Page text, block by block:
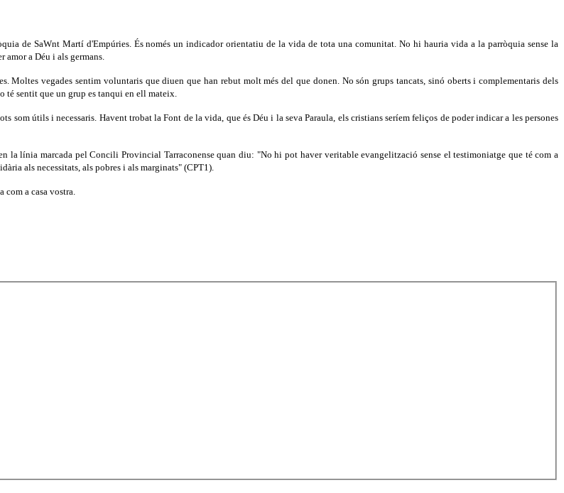
de SaWnt Martí d'Empúries. És només un indicador orientatiu de la vida de tota una comunitat. No hi hauria vida a la parròquia sense la
amor a Déu i als germans.
Moltes vegades sentim voluntaris que diuen que han rebut molt més del que donen. No són grups tancats, sinó oberts i complementaris dels
té sentit que un grup es tanqui en ell mateix.
som útils i necessaris. Havent trobat la Font de la vida, que és Déu i la seva Paraula, els cristians seríem feliços de poder indicar a les persones
la línia marcada pel Concili Provincial Tarraconense quan diu: "No hi pot haver veritable evangelització sense el testimoniatge que té com a
als necessitats, als pobres i als marginats" (CPT1).
com a casa vostra.